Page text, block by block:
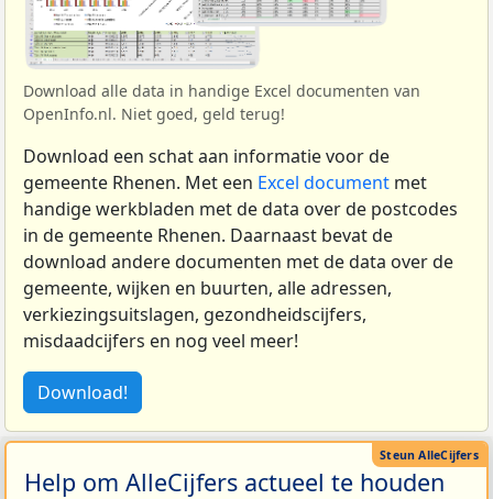
Download alle data in handige Excel documenten van
OpenInfo.nl. Niet goed, geld terug!
Download een schat aan informatie voor de
gemeente Rhenen. Met een Excel document met
handige werkbladen met de data over de postcodes
in de gemeente Rhenen. Daarnaast bevat de
download andere documenten met de data over de
gemeente, wijken en buurten, alle adressen,
verkiezingsuitslagen, gezondheidscijfers,
misdaadcijfers en nog veel meer!
Download!
Help om AlleCijfers actueel te houden